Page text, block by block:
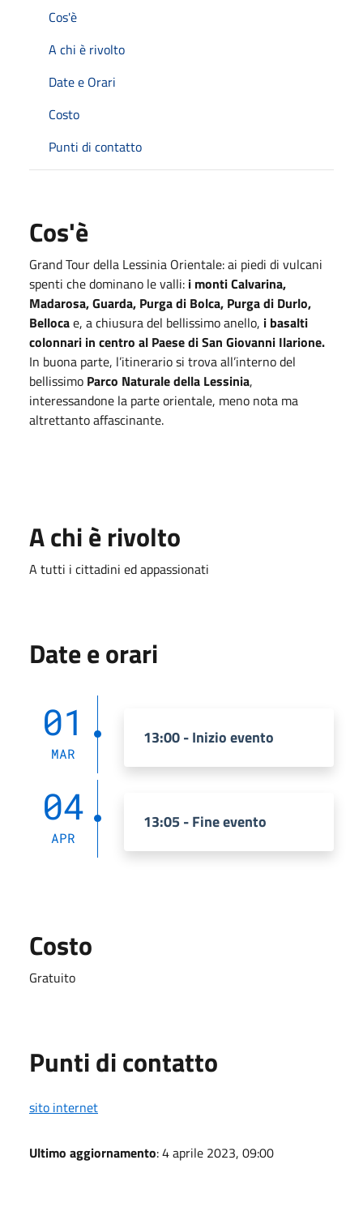
Cos'è
A chi è rivolto
Date e Orari
Costo
Punti di contatto
Cos'è
Grand Tour della Lessinia Orientale: ai piedi di vulcani
spenti che dominano le valli: i monti Calvarina,
Madarosa, Guarda, Purga di Bolca, Purga di Durlo,
Bellocae, a chiusura del bellissimo anello, i basalti
colonnari in centro al Paese di San Giovanni Ilarione.
In buona parte, l’itinerario si trova all’interno del
bellissimo Parco Naturale della Lessinia,
interessandone la parte orientale, meno nota ma
altrettanto affascinante.
A chi è rivolto
A tutti i cittadini ed appassionati
Date e orari
01
MAR
13:00 - Inizio evento
04
APR
13:05 - Fine evento
Costo
Gratuito
Punti di contatto
sito internet
Ultimo aggiornamento: 4 aprile 2023, 09:00